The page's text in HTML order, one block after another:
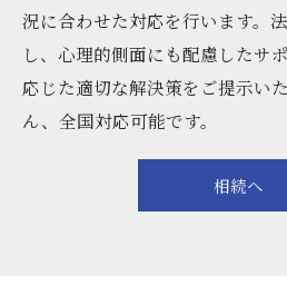
況に合わせた対応を行います。
し、心理的側面にも配慮したサ
応じた適切な解決策をご提示い
ん、全国対応可能です。
相続へ